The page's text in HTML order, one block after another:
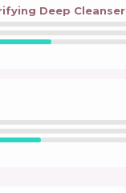
Deep Cleanser